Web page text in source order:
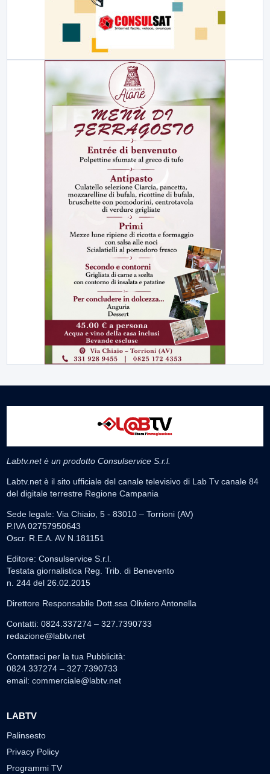
Labtv.net è un prodotto Consulservice S.r.l.
Labtv.net è il sito ufficiale del canale televisivo di Lab Tv canale 84
del digitale terrestre Regione Campania
Sede legale: Via Chiaio, 5 - 83010 – Torrioni (AV)
P.IVA 02757950643
Oscr. R.E.A. AV N.181151
Editore: Consulservice S.r.l.
Testata giornalistica Reg. Trib. di Benevento
n. 244 del 26.02.2015
Direttore Responsabile Dott.ssa Oliviero Antonella
Contatti: 0824.337274 – 327.7390733
redazione@labtv.net
Contattaci per la tua Pubblicità:
0824.337274 – 327.7390733
email: commerciale@labtv.net
LABTV
Palinsesto
Privacy Policy
Programmi TV